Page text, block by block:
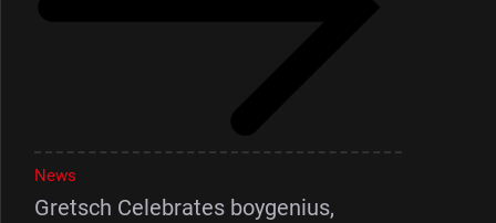
News
Gretsch Celebrates boygenius,